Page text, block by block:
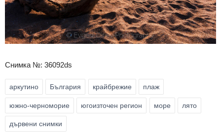
Снимка №: 36092ds
аркутино България крайбрежие плаж
южно-черноморие югоизточен регион море лято
дървени снимки